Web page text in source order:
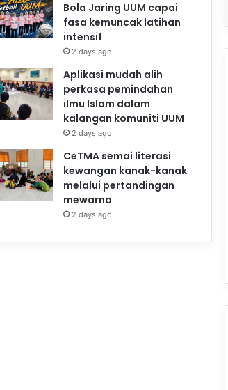
Bola Jaring UUM capai
fasa kemuncak latihan
intensif
2 days ago
Aplikasi mudah alih
perkasa pemindahan
ilmu Islam dalam
kalangan komuniti UUM
2 days ago
CeTMA semai literasi
kewangan kanak-kanak
melalui pertandingan
mewarna
2 days ago